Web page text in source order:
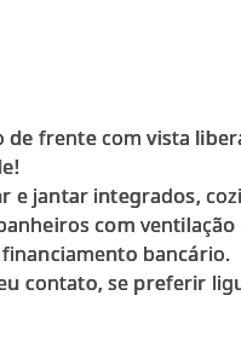
frente com vista
jantar integrados,
com
bancário.
contato, se preferir